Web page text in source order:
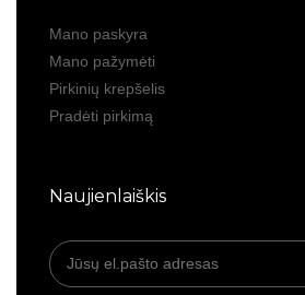
Mano paskyra
Mano pažymėti
Pirkinių krepšelis
Pradėti pirkimą
Naujienlaiškis